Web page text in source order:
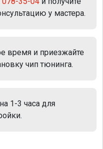
у мастера.
время и приезжайте
чип тюнинга.
1-3 часа для